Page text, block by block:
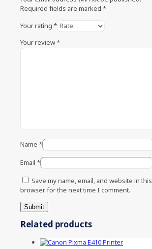
Required fields are marked *
Your rating *
Your review*
Name *
Email *
Save my name, email, and website in this
browser for the next time I comment.
Related products